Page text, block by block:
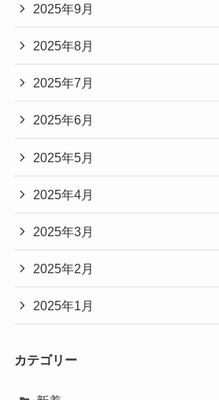
2025年9月
2025年8月
2025年7月
2025年6月
2025年5月
2025年4月
2025年3月
2025年2月
2025年1月
カテゴリー